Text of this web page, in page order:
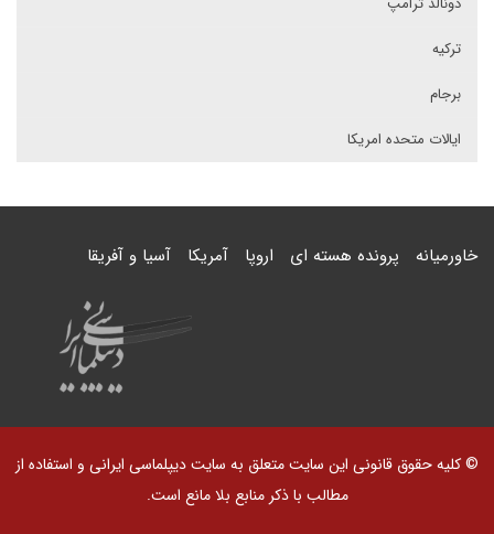
ترکیه
برجام
ایالات متحده امریکا
خاورمیانه پرونده هسته ای اروپا آمریکا آسیا و آفریقا
© کلیه حقوق قانونی این سایت متعلق به سایت دیپلماسی ایرانی و استفاده از
مطالب با ذکر منابع بلا مانع است.